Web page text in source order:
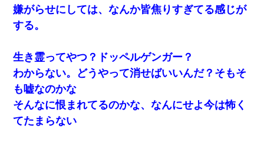
嫌がらせにしては、なんか皆焦りすぎてる感じが
する。
生き霊ってやつ？ドッペルゲンガー？
わからない。どうやって消せばいいんだ？そもそ
も嘘なのかな
そんなに恨まれてるのかな、なんにせよ今は怖く
てたまらない